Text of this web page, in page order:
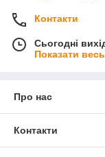
Контакти
Сьогодні
Показати
Про нас
Контакти